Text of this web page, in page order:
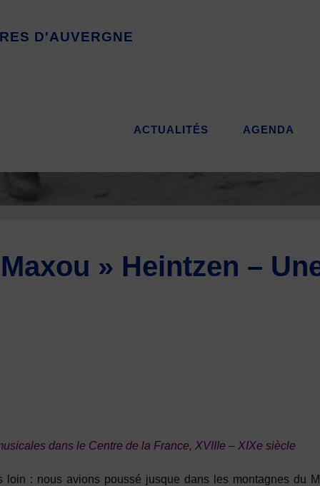
RES D'AUVERGNE
ACTUALITÉS AGENDA
» Heintzen –
dans le Centre de la France, XVIIIe – XIXe siècle
loin : nous avions poussé jusque dans les montagnes du